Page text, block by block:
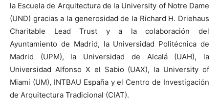
la Escuela de Arquitectura de la University of Notre Dame
(UND) gracias a la generosidad de la Richard H. Driehaus
Charitable Lead Trust y a la colaboración del
Ayuntamiento de Madrid, la Universidad Politécnica de
Madrid (UPM), la Universidad de Alcalá (UAH), la
Universidad Alfonso X el Sabio (UAX), la University of
Miami (UM), INTBAU España y el Centro de Investigación
de Arquitectura Tradicional (CIAT).